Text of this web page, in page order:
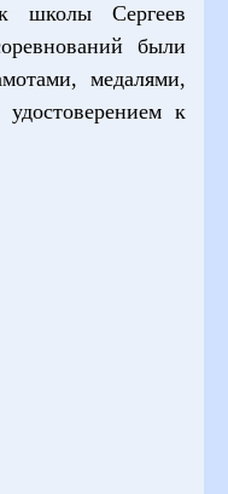
школы Сергеев
были
медалями,
к